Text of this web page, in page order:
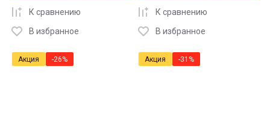
К сравнению
В избранное
К сравнению
В избранное
Акция -26% Акция -31%